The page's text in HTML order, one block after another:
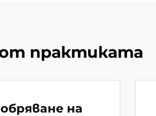
практиката
на